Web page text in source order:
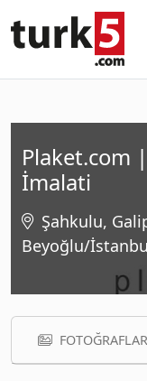
Plaket.com
İmalati
Şahkulu,
Beyoğlu/
FOTOĞRAFLAR